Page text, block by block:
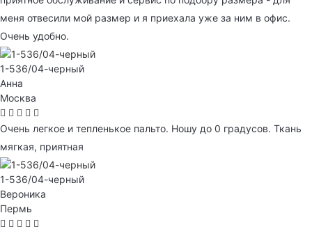
меня отвесили мой размер и я приехала уже за ним в офис.
Очень удобно.
1-536/04-черный
Анна
Москва
Очень легкое и тепленькое пальто. Ношу до 0 градусов. Ткань
мягкая, приятная
1-536/04-черный
Вероника
Пермь